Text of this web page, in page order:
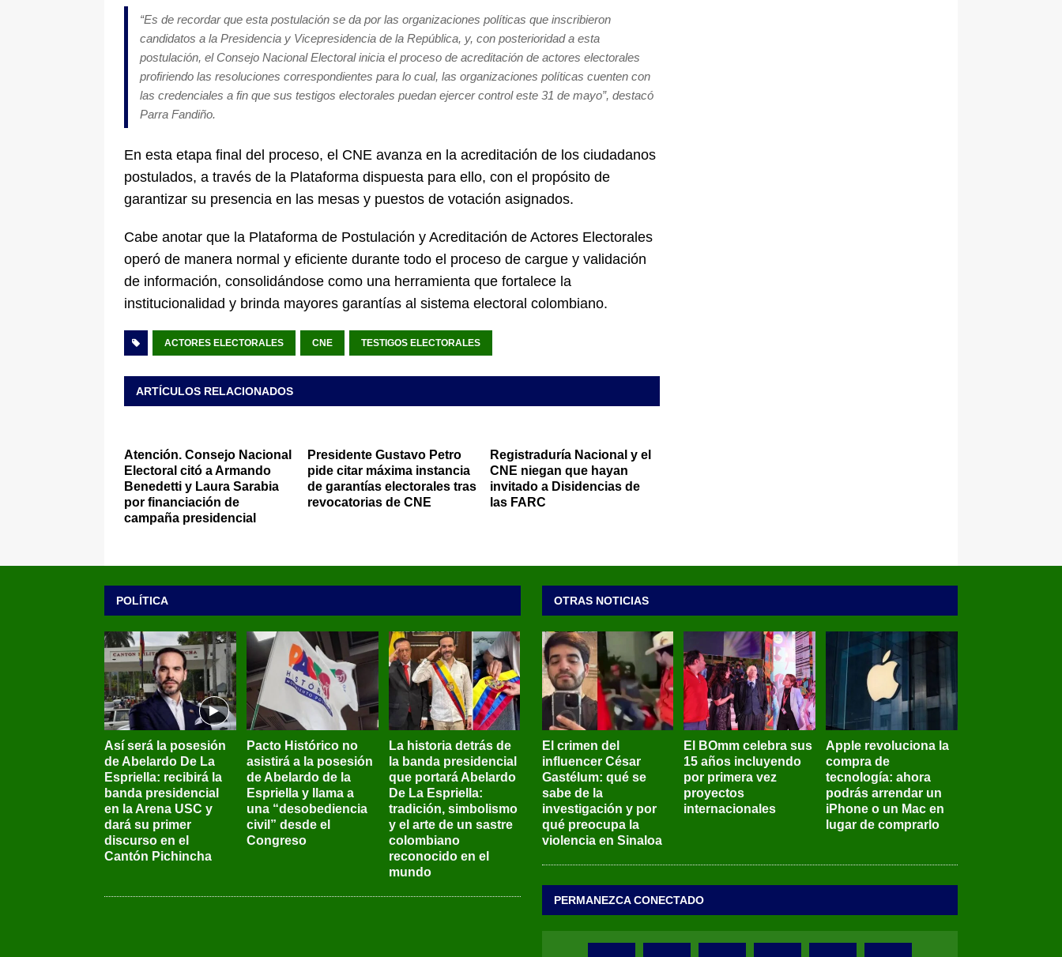
“Es de recordar que esta postulación se da por las organizaciones políticas que inscribieron
candidatos a la Presidencia y Vicepresidencia de la República, y, con posterioridad a esta
postulación, el Consejo Nacional Electoral inicia el proceso de acreditación de actores electorales
profiriendo las resoluciones correspondientes para lo cual, las organizaciones políticas cuenten con
las credenciales a fin que sus testigos electorales puedan ejercer control este 31 de mayo”, destacó
Parra Fandiño.
En esta etapa final del proceso, el CNE avanza en la acreditación de los ciudadanos
postulados, a través de la Plataforma dispuesta para ello, con el propósito de
garantizar su presencia en las mesas y puestos de votación asignados.
Cabe anotar que la Plataforma de Postulación y Acreditación de Actores Electorales
operó de manera normal y eficiente durante todo el proceso de cargue y validación
de información, consolidándose como una herramienta que fortalece la
institucionalidad y brinda mayores garantías al sistema electoral colombiano.
ACTORES ELECTORALES CNE TESTIGOS ELECTORALES
ARTÍCULOS RELACIONADOS
Atención. Consejo Nacional
Electoral citó a Armando
Benedetti y Laura Sarabia
por financiación de
campaña presidencial
Presidente Gustavo Petro
pide citar máxima instancia
de garantías electorales tras
revocatorias de CNE
Registraduría Nacional y el
CNE niegan que hayan
invitado a Disidencias de
las FARC
POLÍTICA
Así será la posesión
de Abelardo De La
Espriella: recibirá la
banda presidencial
en la Arena USC y
dará su primer
discurso en el
Cantón Pichincha
Pacto Histórico no
asistirá a la posesión
de Abelardo de la
Espriella y llama a
una “desobediencia
civil” desde el
Congreso
La historia detrás de
la banda presidencial
que portará Abelardo
De La Espriella:
tradición, simbolismo
y el arte de un sastre
colombiano
reconocido en el
mundo
OTRAS NOTICIAS
El crimen del
influencer César
Gastélum: qué se
sabe de la
investigación y por
qué preocupa la
violencia en Sinaloa
El BOmm celebra sus
15 años incluyendo
por primera vez
proyectos
internacionales
Apple revoluciona la
compra de
tecnología: ahora
podrás arrendar un
iPhone o un Mac en
lugar de comprarlo
PERMANEZCA CONECTADO